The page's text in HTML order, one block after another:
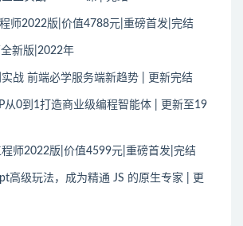
师2022版|价值4788元|重磅首发|完结
新版|2022年
实战 前端必学服务端新趋势 | 更新完结
从0到1打造商业级编程智能体 | 更新至19
师2022版|价值4599元|重磅首发|完结
高级玩法，成为精通 JS 的原生专家 | 更